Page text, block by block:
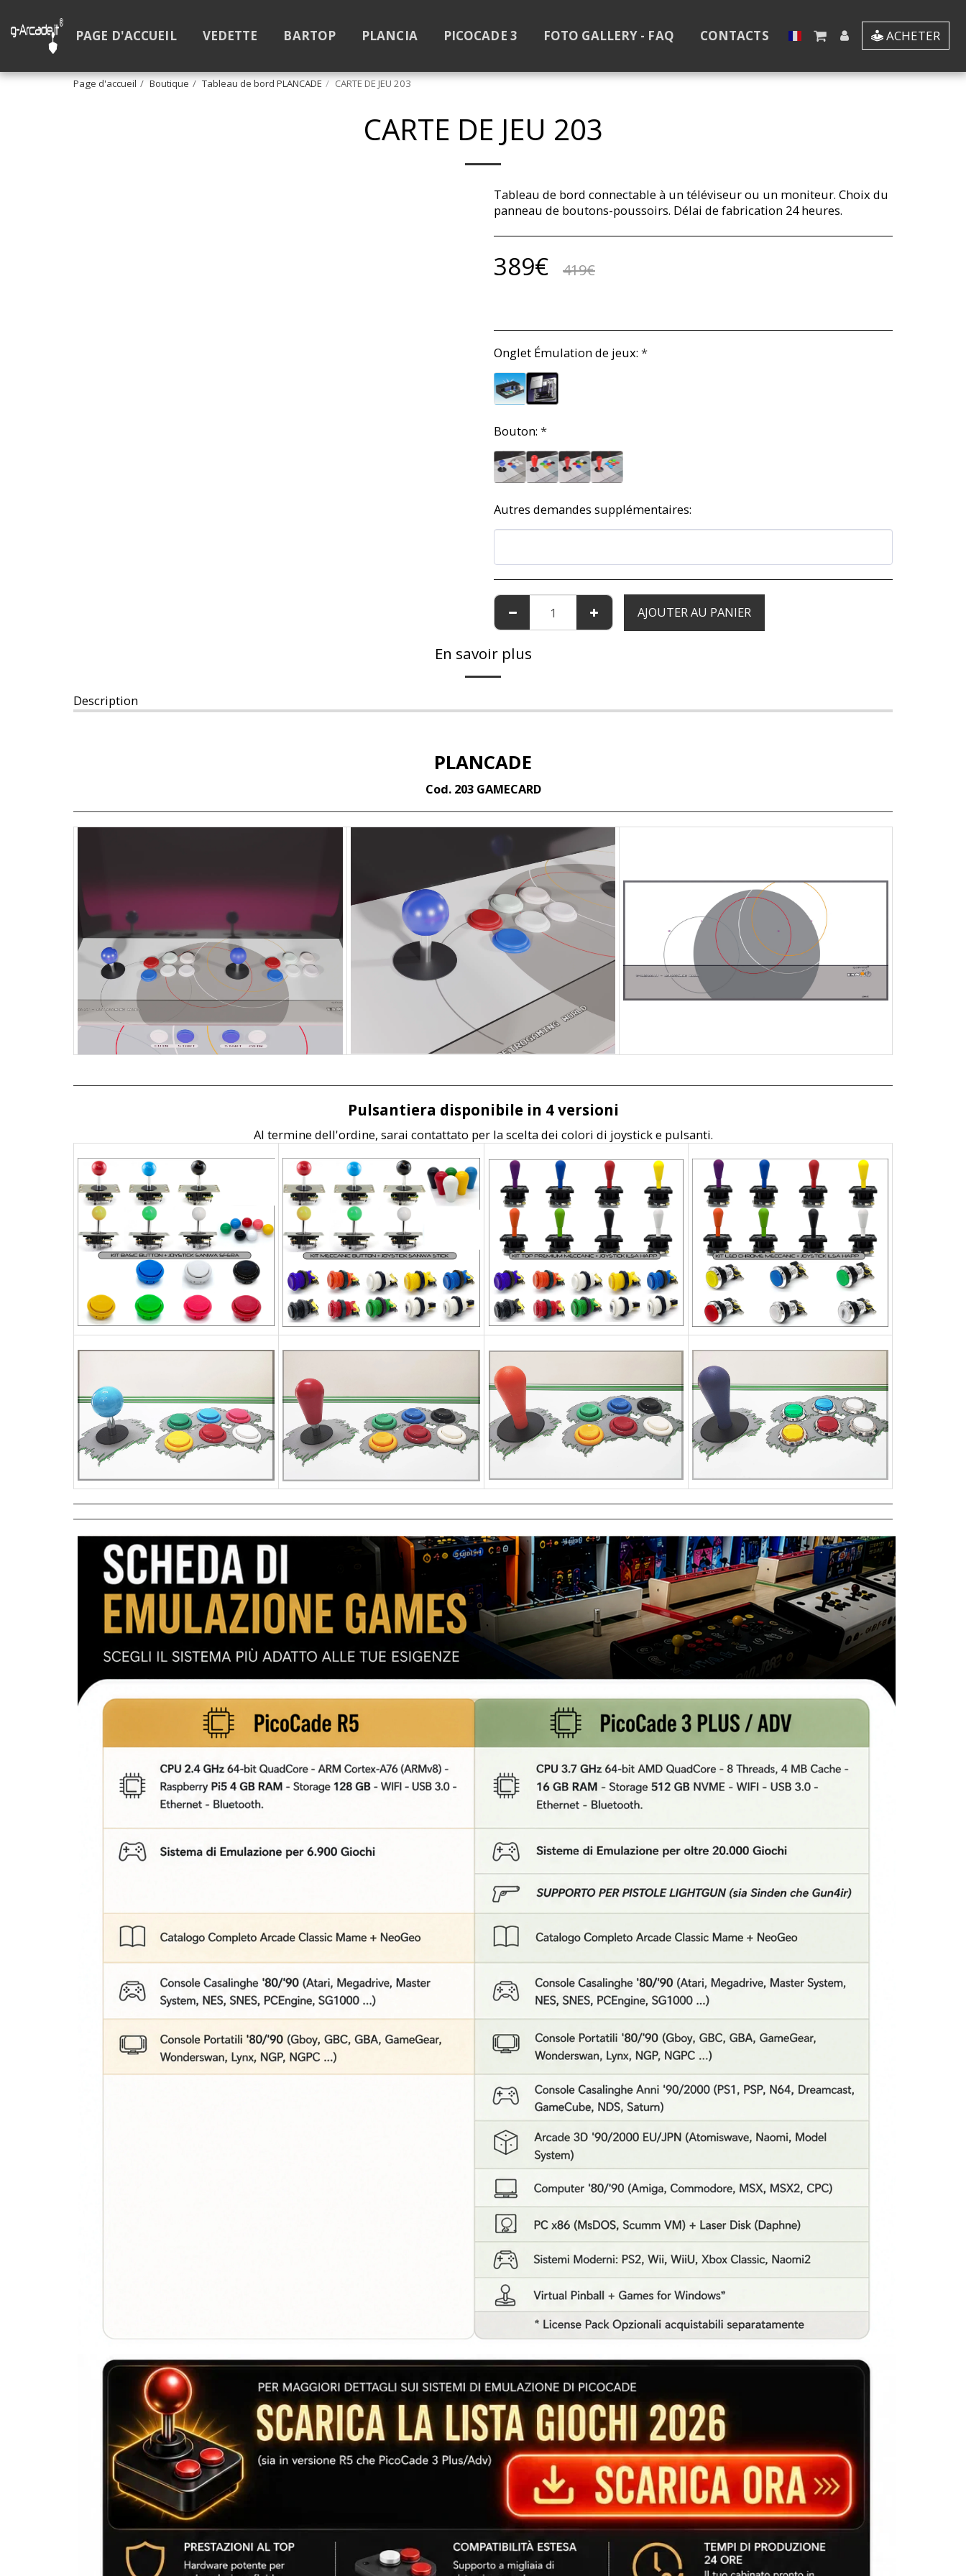
PAGE D'ACCUEIL VEDETTE BARTOP PLANCIA PICOCADE 3 FOTO GALLERY - FAQ CONTACTS ACHETER
Page d'accueil Boutique Tableau de bord PLANCADE CARTE DE JEU 203
CARTE DE JEU 203
Tableau de bord connectable à un téléviseur ou un moniteur. Choix du
panneau de boutons-poussoirs. Délai de fabrication 24 heures.
389€ 419€
Onglet Émulation de jeux: *
Bouton: *
Autres demandes supplémentaires:
AJOUTER AU PANIER
En savoir plus
Description
PLANCADE
Cod. 203 GAMECARD
Pulsantiera disponibile in 4 versioni
Al termine dell'ordine, sarai contattato per la scelta dei colori di joystick e pulsanti.